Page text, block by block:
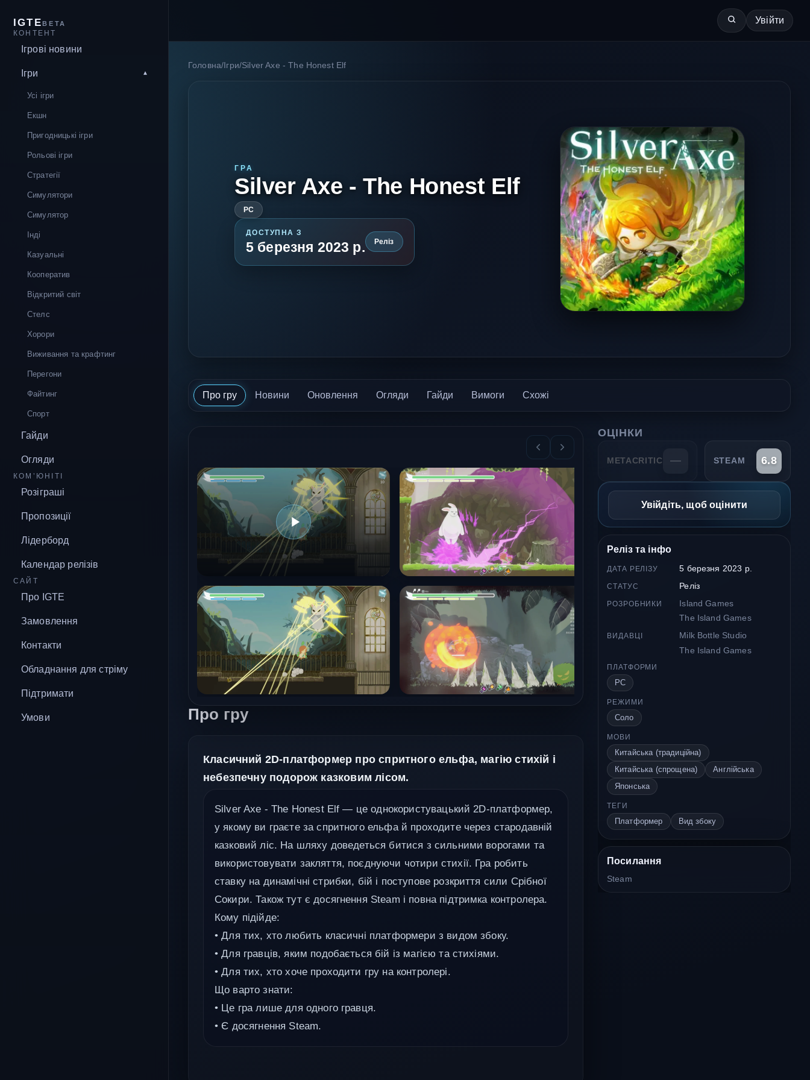
IGTEBETA
КОНТЕНТ
Ігрові новини
Ігри
Усі ігри
Екшн
Пригодницькі ігри
Рольові ігри
Стратегії
Симулятори
Симулятор
Інді
Казуальні
Кооператив
Відкритий світ
Стелс
Хорори
Виживання та крафтинг
Перегони
Файтинг
Спорт
Гайди
Огляди
КОМ’ЮНІТІ
Розіграші
Пропозиції
Лідерборд
Календар релізів
САЙТ
Про IGTE
Замовлення
Контакти
Обладнання для стріму
Підтримати
Умови
Увійти
Головна/ Ігри/Silver Axe - The Honest Elf
ГРА
Silver Axe - The Honest Elf
PC
ДОСТУПНА З
5 березня 2023 р. Реліз
Про гру Новини Оновлення Огляди Гайди Вимоги Схожі
Про гру
Класичний 2D-платформер про спритного ельфа, магію стихій і
небезпечну подорож казковим лісом.
Silver Axe - The Honest Elf — це однокористувацький 2D-платформер,
у якому ви граєте за спритного ельфа й проходите через стародавній
казковий ліс. На шляху доведеться битися з сильними ворогами та
використовувати закляття, поєднуючи чотири стихії. Гра робить
ставку на динамічні стрибки, бій і поступове розкриття сили Срібної
Сокири. Також тут є досягнення Steam і повна підтримка контролера.
Кому підійде:
• Для тих, хто любить класичні платформери з видом збоку.
• Для гравців, яким подобається бій із магією та стихіями.
• Для тих, хто хоче проходити гру на контролері.
Що варто знати:
• Це гра лише для одного гравця.
• Є досягнення Steam.
ОЦІНКИ
METACRITIC — STEAM 6.8
Увійдіть, щоб оцінити
Реліз та інфо
ДАТА РЕЛІЗУ 5 березня 2023 р.
СТАТУС Реліз
РОЗРОБНИКИ
Island Games
The Island Games
ВИДАВЦІ
Milk Bottle Studio
The Island Games
ПЛАТФОРМИ
PC
РЕЖИМИ
Соло
МОВИ
Китайська (традиційна)
Китайська (спрощена)
Англійська
Японська
ТЕГИ
Платформер Вид збоку
Посилання
Steam